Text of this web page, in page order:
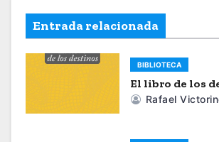
v
e
g
Entrada relacionada
BIBLIOTECA
El libro de los
Rafael